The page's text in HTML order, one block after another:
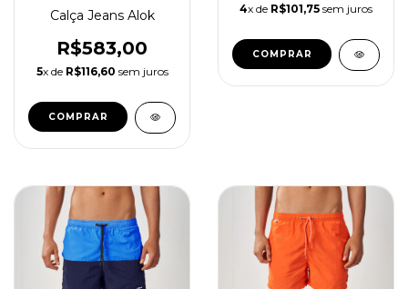
Calça Jeans Alok
R$583,00
5x de R$116,60 sem juros
COMPRAR
4x de R$101,75 sem juros
COMPRAR